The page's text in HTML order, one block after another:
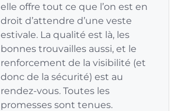
elle offre tout ce que l’on est en
droit d’attendre d’une veste
estivale. La qualité est là, les
bonnes trouvailles aussi, et le
renforcement de la visibilité (et
donc de la sécurité) est au
rendez-vous. Toutes les
promesses sont tenues.